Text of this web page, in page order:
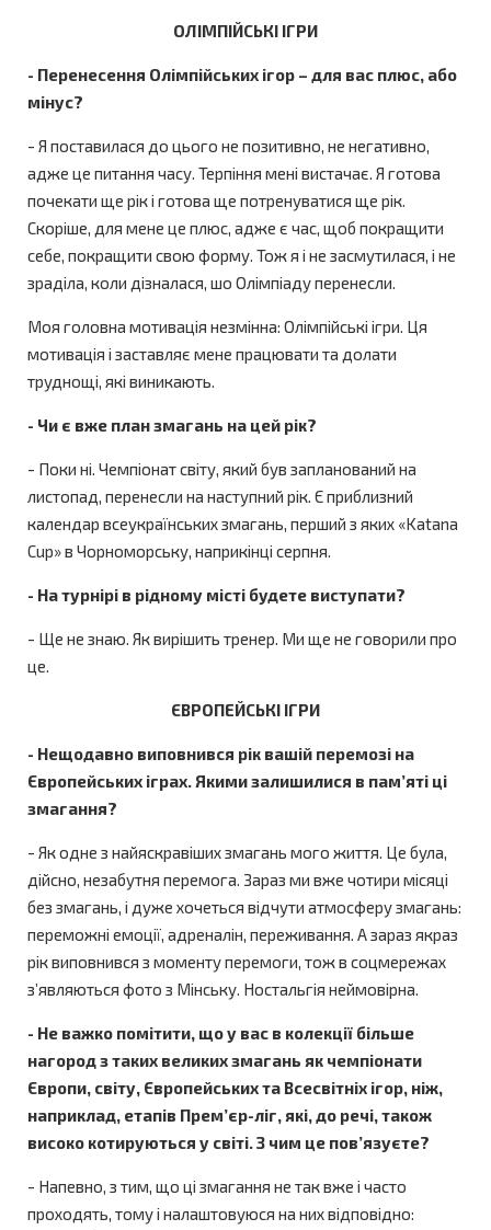
ОЛІМПІЙСЬКІ ІГРИ
- Перенесення Олімпійських ігор – для вас плюс, або
мінус?
- Я поставилася до цього не позитивно, не негативно,
адже це питання часу. Терпіння мені вистачає. Я готова
почекати ще рік і готова ще потренуватися ще рік.
Скоріше, для мене це плюс, адже є час, щоб покращити
себе, покращити свою форму. Тож я і не засмутилася, і не
зраділа, коли дізналася, шо Олімпіаду перенесли.
Моя головна мотивація незмінна: Олімпійські ігри. Ця
мотивація і заставляє мене працювати та долати
труднощі, які виникають.
- Чи є вже план змагань на цей рік?
- Поки ні. Чемпіонат світу, який був запланований на
листопад, перенесли на наступний рік. Є приблизний
календар всеукраїнських змагань, перший з яких «Katana
Cup» в Чорноморську, наприкінці серпня.
- На турнірі в рідному місті будете виступати?
- Ще не знаю. Як вирішить тренер. Ми ще не говорили про
це.
ЄВРОПЕЙСЬКІ ІГРИ
- Нещодавно виповнився рік вашій перемозі на
Європейських іграх. Якими залишилися в пам’яті ці
змагання?
- Як одне з найяскравіших змагань мого життя. Це була,
дійсно, незабутня перемога. Зараз ми вже чотири місяці
без змагань, і дуже хочеться відчути атмосферу змагань:
переможні емоції, адреналін, переживання. А зараз якраз
рік виповнився з моменту перемоги, тож в соцмережах
з’являються фото з Мінську. Ностальгія неймовірна.
- Не важко помітити, що у вас в колекції більше
нагород з таких великих змагань як чемпіонати
Європи, світу, Європейських та Всесвітніх ігор, ніж,
наприклад, етапів Прем’єр-ліг, які, до речі, також
високо котируються у світі. З чим це пов’язуєте?
- Напевно, з тим, що ці змагання не так вже і часто
проходять, тому і налаштовуюся на них відповідно: